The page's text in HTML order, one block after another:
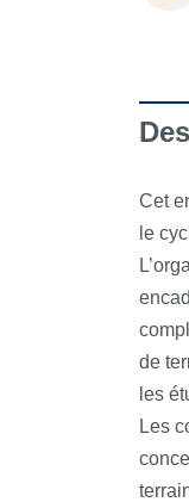
Cet
le
de
les
Les